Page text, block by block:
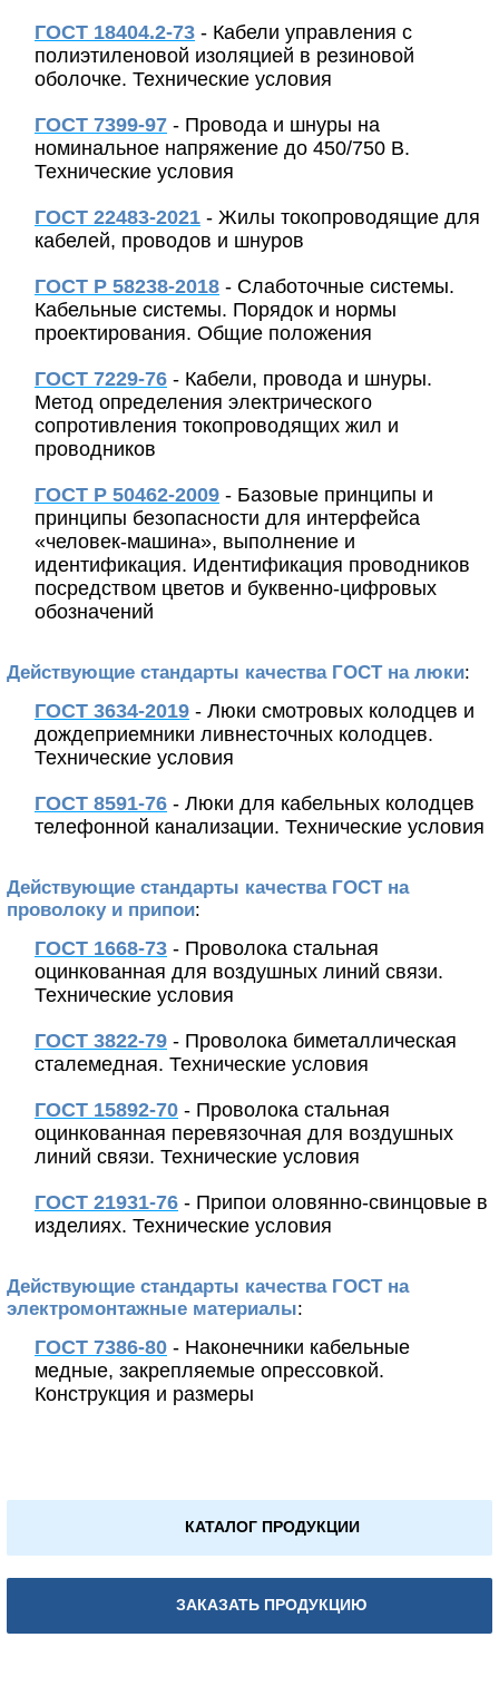
ГОСТ 18404.2-73 - Кабели управления с
полиэтиленовой изоляцией в резиновой
оболочке. Технические условия
ГОСТ 7399-97 - Провода и шнуры на
номинальное напряжение до 450/750 В.
Технические условия
ГОСТ 22483-2021 - Жилы токопроводящие для
кабелей, проводов и шнуров
ГОСТ Р 58238-2018 - Слаботочные системы.
Кабельные системы. Порядок и нормы
проектирования. Общие положения
ГОСТ 7229-76 - Кабели, провода и шнуры.
Метод определения электрического
сопротивления токопроводящих жил и
проводников
ГОСТ Р 50462-2009 - Базовые принципы и
принципы безопасности для интерфейса
«человек-машина», выполнение и
идентификация. Идентификация проводников
посредством цветов и буквенно-цифровых
обозначений
Действующие стандарты качества ГОСТ на люки:
ГОСТ 3634-2019 - Люки смотровых колодцев и
дождеприемники ливнесточных колодцев.
Технические условия
ГОСТ 8591-76 - Люки для кабельных колодцев
телефонной канализации. Технические условия
Действующие стандарты качества ГОСТ на
проволоку и припои:
ГОСТ 1668-73 - Проволока стальная
оцинкованная для воздушных линий связи.
Технические условия
ГОСТ 3822-79 - Проволока биметаллическая
сталемедная. Технические условия
ГОСТ 15892-70 - Проволока стальная
оцинкованная перевязочная для воздушных
линий связи. Технические условия
ГОСТ 21931-76 - Припои оловянно-свинцовые в
изделиях. Технические условия
Действующие стандарты качества ГОСТ на
электромонтажные материалы:
ГОСТ 7386-80 - Наконечники кабельные
медные, закрепляемые опрессовкой.
Конструкция и размеры
КАТАЛОГ ПРОДУКЦИИ
ЗАКАЗАТЬ ПРОДУКЦИЮ